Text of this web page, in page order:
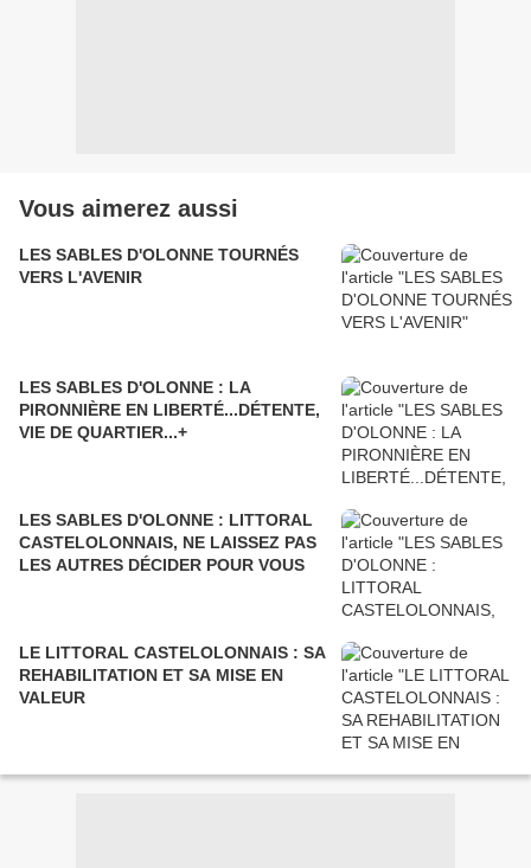
Vous aimerez aussi
LES SABLES D'OLONNE TOURNÉS
VERS L'AVENIR
LES SABLES D'OLONNE : LA
PIRONNIÈRE EN LIBERTÉ...DÉTENTE,
VIE DE QUARTIER...+
LES SABLES D'OLONNE : LITTORAL
CASTELOLONNAIS, NE LAISSEZ PAS
LES AUTRES DÉCIDER POUR VOUS
LE LITTORAL CASTELOLONNAIS : SA
REHABILITATION ET SA MISE EN
VALEUR